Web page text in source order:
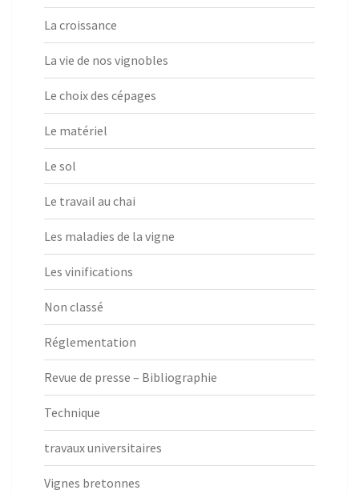
La croissance
La vie de nos vignobles
Le choix des cépages
Le matériel
Le sol
Le travail au chai
Les maladies de la vigne
Les vinifications
Non classé
Réglementation
Revue de presse – Bibliographie
Technique
travaux universitaires
Vignes bretonnes